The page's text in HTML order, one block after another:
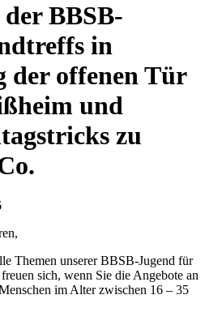
BBSB-
in
der offenen Tür
und
zu
Themen unserer BBSB-Jugend für
sich, wenn Sie die Angebote an
im Alter zwischen 16 – 35